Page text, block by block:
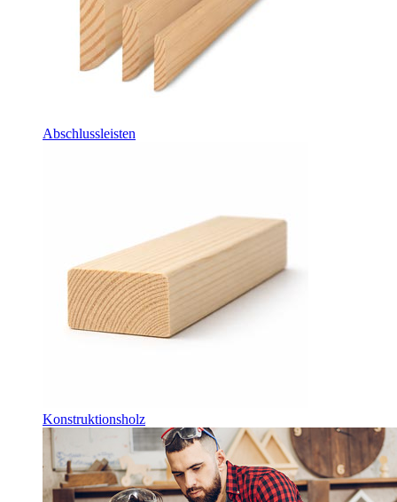
Abschlussleisten
Konstruktionsholz